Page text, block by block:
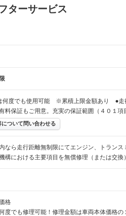
ターサービス
何度でも使用可能 ※累積上限金額あり ●走
料保証もご用意。充実の保証範囲（４０１
について問い合わせる
なら走行距離無制限にてエンジン、トラン
構における主要項目を無償修理（または交換
格
度でも修理可能！修理金額は車両本体価格